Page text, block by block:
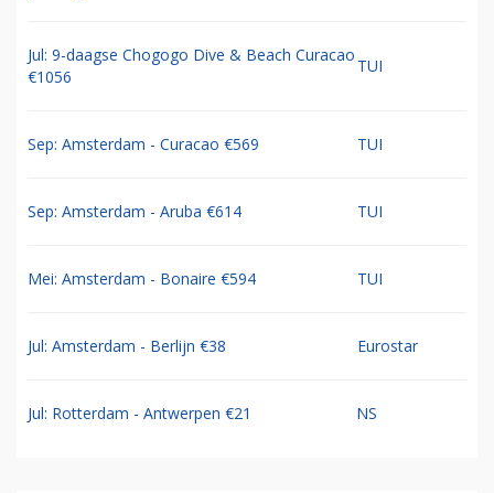
Jul: 9-daagse Chogogo Dive & Beach Curacao
€1056
TUI
Sep: Amsterdam - Curacao €569 TUI
Sep: Amsterdam - Aruba €614 TUI
Mei: Amsterdam - Bonaire €594 TUI
Jul: Amsterdam - Berlijn €38 Eurostar
Jul: Rotterdam - Antwerpen €21 NS